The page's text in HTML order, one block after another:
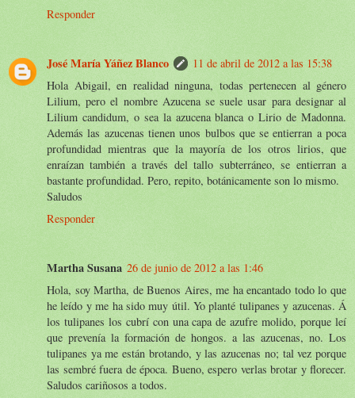
Responder
José María Yáñez Blanco
11 de abril de 2012 a las 15:38
Hola Abigail, en realidad ninguna, todas pertenecen al género
Lilium, pero el nombre Azucena se suele usar para designar al
Lilium candidum, o sea la azucena blanca o Lirio de Madonna.
Además las azucenas tienen unos bulbos que se entierran a poca
profundidad mientras que la mayoría de los otros lirios, que
enraízan también a través del tallo subterráneo, se entierran a
bastante profundidad. Pero, repito, botánicamente son lo mismo.
Saludos
Responder
Martha Susana 26 de junio de 2012 a las 1:46
Hola, soy Martha, de Buenos Aires, me ha encantado todo lo que
he leído y me ha sido muy útil. Yo planté tulipanes y azucenas. Á
los tulipanes los cubrí con una capa de azufre molido, porque leí
que prevenía la formación de hongos. a las azucenas, no. Los
tulipanes ya me están brotando, y las azucenas no; tal vez porque
las sembré fuera de época. Bueno, espero verlas brotar y florecer.
Saludos cariñosos a todos.